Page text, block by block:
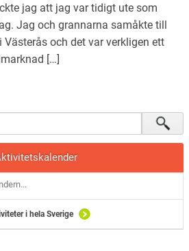
jag att jag var tidigt ute som
Jag och grannarna samåkte till
och det var verkligen ett
[…]
i hela Sverige